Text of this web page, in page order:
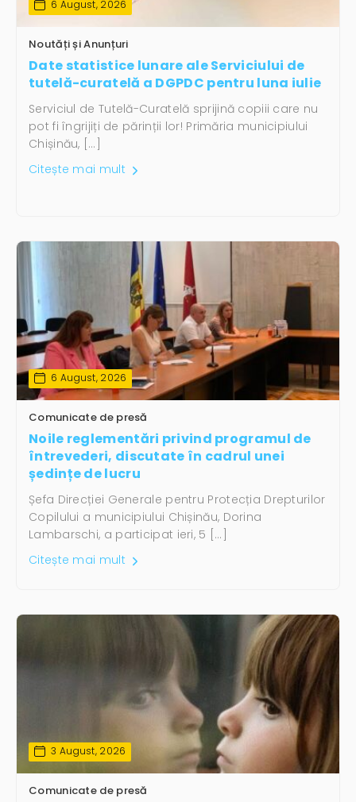
6 August, 2026
Noutăți și Anunțuri
Date statistice lunare ale Serviciului de
tutelă-curatelă a DGPDC pentru luna iulie
Serviciul de Tutelă-Curatelă sprijină copiii care nu
pot fi îngrijiți de părinții lor! Primăria municipiului
Chișinău, […]
Citește mai mult
6 August, 2026
Comunicate de presă
Noile reglementări privind programul de
întrevederi, discutate în cadrul unei
ședințe de lucru
Șefa Direcției Generale pentru Protecția Drepturilor
Copilului a municipiului Chișinău, Dorina
Lambarschi, a participat ieri, 5 […]
Citește mai mult
3 August, 2026
Comunicate de presă